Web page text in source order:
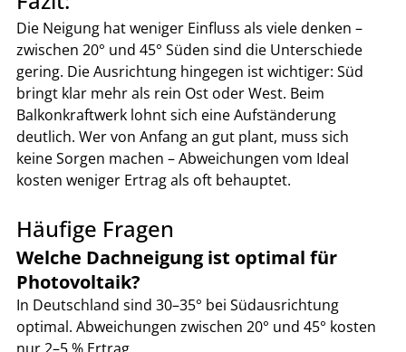
Die Neigung hat weniger Einfluss als viele denken –
zwischen 20° und 45° Süden sind die Unterschiede
gering. Die Ausrichtung hingegen ist wichtiger: Süd
bringt klar mehr als rein Ost oder West. Beim
Balkonkraftwerk lohnt sich eine Aufständerung
deutlich. Wer von Anfang an gut plant, muss sich
keine Sorgen machen – Abweichungen vom Ideal
kosten weniger Ertrag als oft behauptet.
Häufige Fragen
Welche Dachneigung ist optimal für
Photovoltaik?
In Deutschland sind 30–35° bei Südausrichtung
optimal. Abweichungen zwischen 20° und 45° kosten